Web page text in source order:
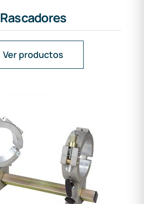
Rascadores
Ver productos